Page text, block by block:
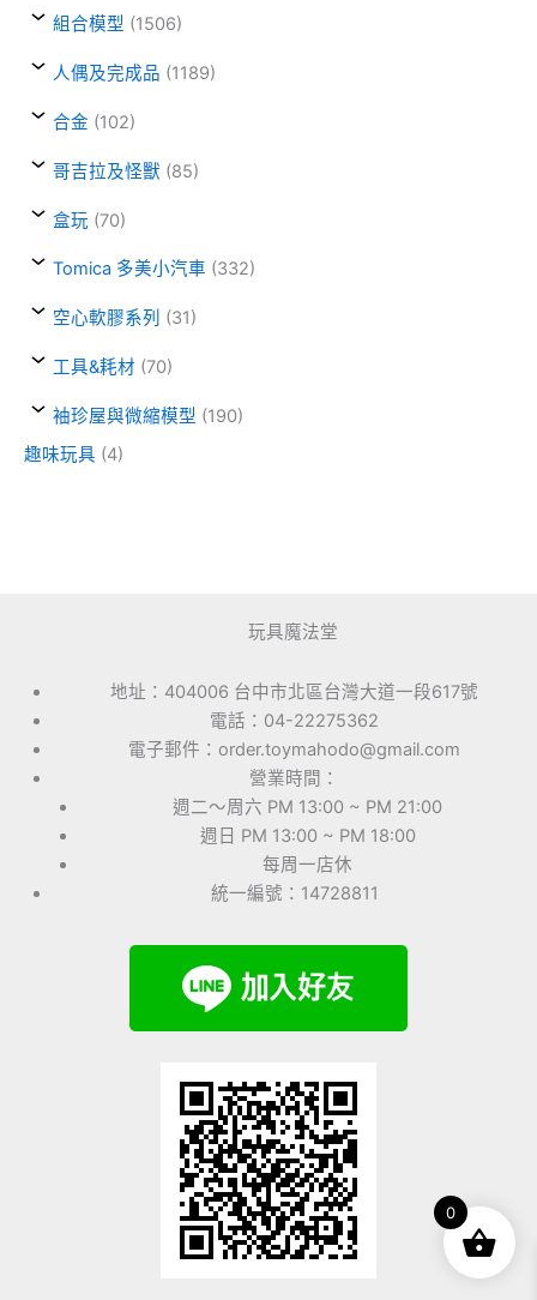
組合模型 (1506)
人偶及完成品 (1189)
合金 (102)
哥吉拉及怪獸 (85)
盒玩 (70)
Tomica 多美小汽車 (332)
空心軟膠系列 (31)
工具&耗材 (70)
袖珍屋與微縮模型 (190)
趣味玩具 (4)
玩具魔法堂
地址：404006 台中市北區台灣大道一段617號
電話：04-22275362
電子郵件：order.toymahodo@gmail.com
營業時間：
週二～周六 PM 13:00 ~ PM 21:00
週日 PM 13:00 ~ PM 18:00
每周一店休
統一編號：14728811
0